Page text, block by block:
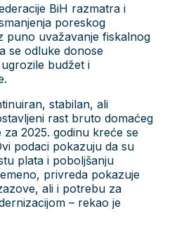
BiH razmatra i
poreskog
puno uvažavanje fiskalnog
se odluke donose
budžet i
stabilan, ali
rast bruto domaćeg
2025. godinu kreće se
podaci pokazuju da su
plata i poboljšanju
privreda pokazuje
ali i potrebu za
– rekao je